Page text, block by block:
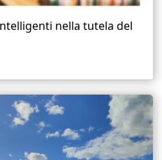
nella tutela del